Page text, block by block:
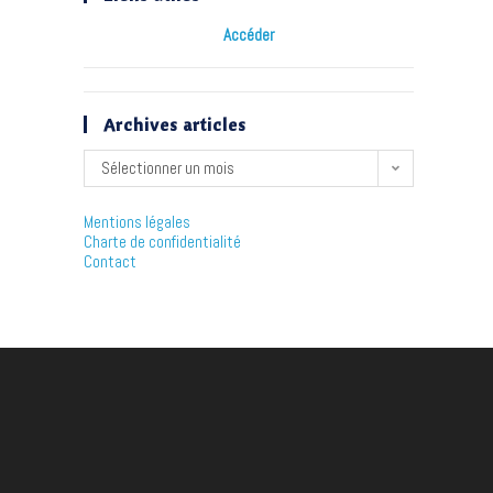
Accéder
Archives articles
Sélectionner un mois
Mentions légales
Charte de confidentialité
Contact